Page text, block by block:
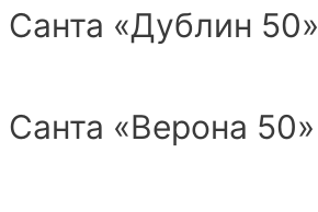
«Дублин 50»
«Верона 50»